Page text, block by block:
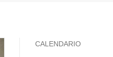
CALENDARIO